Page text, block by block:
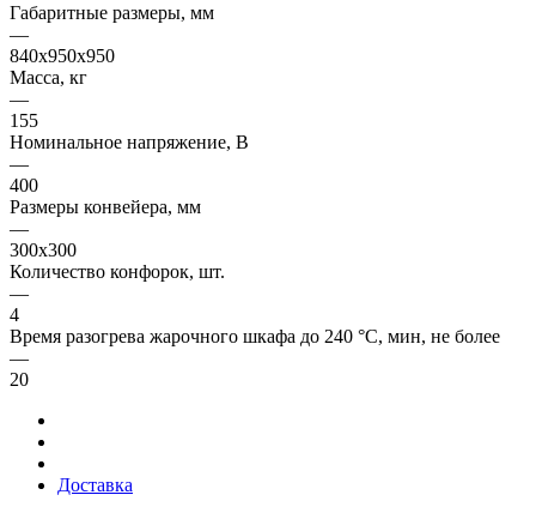
Габаритные размеры, мм
—
840х950х950
Масса, кг
—
155
Номинальное напряжение, В
—
400
Размеры конвейера, мм
—
300х300
Количество конфорок, шт.
—
4
Время разогрева жарочного шкафа до 240 °C, мин, не более
—
20
Доставка